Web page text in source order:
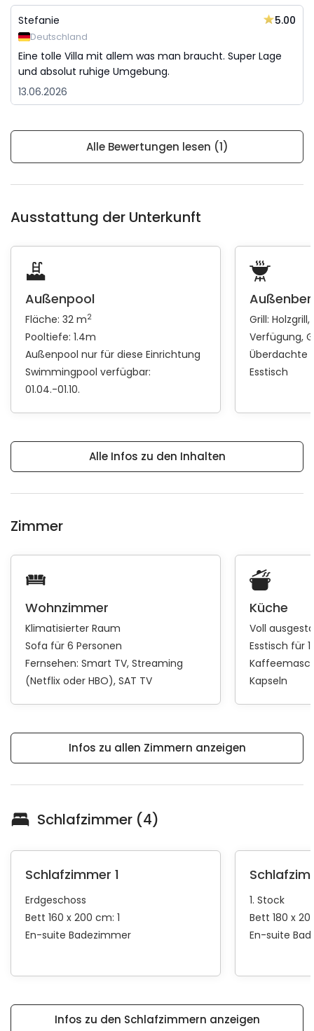
Stefanie 5.00
Deutschland
Eine tolle Villa mit allem was man braucht. Super Lage
und absolut ruhige Umgebung.
13.06.2026
Alle Bewertungen lesen (1)
Ausstattung der Unterkunft
Außenpool
Fläche: 32 m2
Pooltiefe: 1.4m
Außenpool nur für diese Einrichtung
Swimmingpool verfügbar:
01.04.-01.10.
Grill: Holzgrill
Verfügung
Überdachte
Esstisch
Alle Infos zu den Inhalten
Zimmer
Wohnzimmer
Klimatisierter Raum
Sofa für 6 Personen
Fernsehen: Smart TV Streaming
(Netflix oder HBO) SAT TV
Küche
Voll
Esstisch für
Kapseln
Infos zu allen Zimmern anzeigen
Schlafzimmer (4)
Schlafzimmer 1
Erdgeschoss
Bett 160 x 200 cm: 1
En-suite Badezimmer
1. Stock
Bett 180 x
En-suite
Infos zu den Schlafzimmern anzeigen